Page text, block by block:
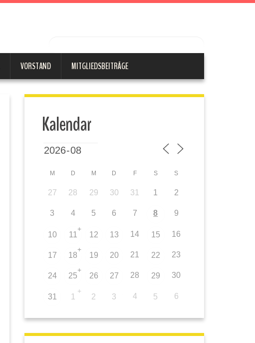
VORSTAND MITGLIEDSBEITRÄGE
Kalendar
M D M D F S S
27 28 29 30 31 1 2
3 4 5 6 7 8 9
10 11
+
12 13 14 15 16
17 18
+
19 20 21 22 23
24 25
+
26 27 28 29 30
31 1
+
2 3 4 5 6